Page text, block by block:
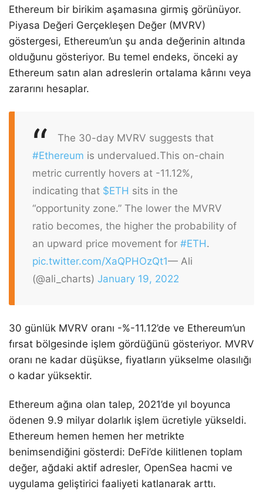
Ethereum bir birikim aşamasına girmiş görünüyor.
Piyasa Değeri Gerçekleşen Değer (MVRV)
göstergesi, Ethereum’un şu anda değerinin altında
olduğunu gösteriyor. Bu temel endeks, önceki ay
Ethereum satın alan adreslerin ortalama kârını veya
zararını hesaplar.
The 30-day MVRV suggests that
#Ethereum is undervalued.This on-chain
metric currently hovers at -11.12%,
indicating that $ETH sits in the
“opportunity zone.” The lower the MVRV
ratio becomes, the higher the probability of
an upward price movement for #ETH.
pic.twitter.com/XaQPHOzQt1— Ali
(@ali_charts) January 19, 2022
30 günlük MVRV oranı -%-11.12’de ve Ethereum’un
fırsat bölgesinde işlem gördüğünü gösteriyor. MVRV
oranı ne kadar düşükse, fiyatların yükselme olasılığı
o kadar yüksektir.
Ethereum ağına olan talep, 2021’de yıl boyunca
ödenen 9.9 milyar dolarlık işlem ücretiyle yükseldi.
Ethereum hemen hemen her metrikte
benimsendiğini gösterdi: DeFi’de kilitlenen toplam
değer, ağdaki aktif adresler, OpenSea hacmi ve
uygulama geliştirici faaliyeti katlanarak arttı.